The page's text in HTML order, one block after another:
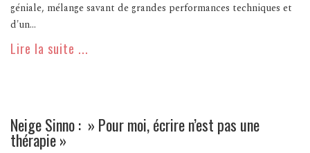
géniale, mélange savant de grandes performances techniques et
d'un...
Lire la suite ...
Neige Sinno : » Pour moi, écrire n’est pas une
thérapie »